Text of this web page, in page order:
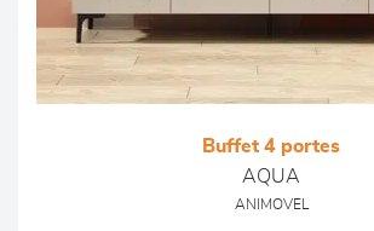
Buffet 4 portes
AQUA
ANIMOVEL